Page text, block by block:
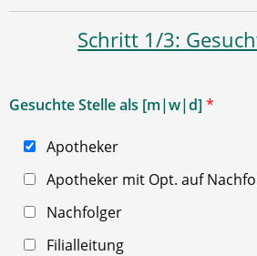
Schritt 1/3:
Gesuchte Stelle als [m|w|d] *
Apotheker
Apotheker mit Opt. auf
Nachfolger
Filialleitung